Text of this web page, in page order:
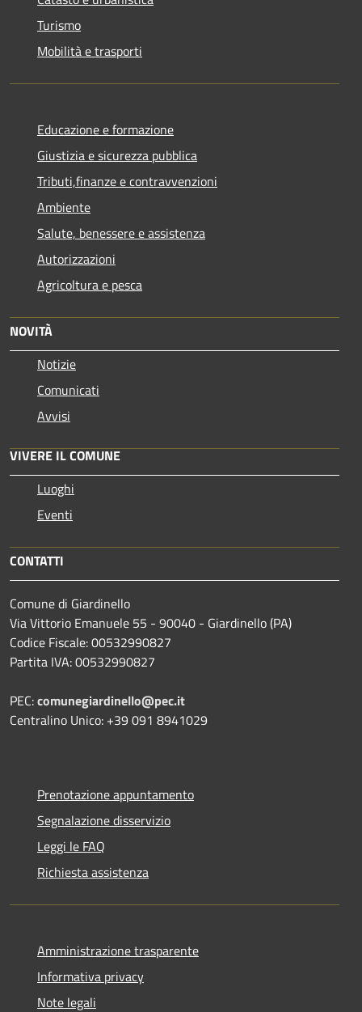
Turismo
Mobilità e trasporti
Educazione e formazione
Giustizia e sicurezza pubblica
Tributi,finanze e contravvenzioni
Ambiente
Salute, benessere e assistenza
Autorizzazioni
Agricoltura e pesca
NOVITÀ
Notizie
Comunicati
Avvisi
VIVERE IL COMUNE
Luoghi
Eventi
CONTATTI
Comune di Giardinello
Via Vittorio Emanuele 55 - 90040 - Giardinello (PA)
Codice Fiscale: 00532990827
Partita IVA: 00532990827
PEC:comunegiardinello@pec.it
Centralino Unico: +39 091 8941029
Prenotazione appuntamento
Segnalazione disservizio
Leggi le FAQ
Richiesta assistenza
Amministrazione trasparente
Informativa privacy
Note legali